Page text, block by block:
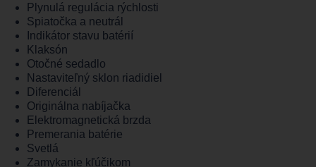
Plynulá regulácia rýchlosti
Spiatočka a neutrál
Indikátor stavu batérií
Klaksón
Otočné sedadlo
Nastaviteľný sklon riadidiel
Diferenciál
Originálna nabíjačka
Elektromagnetická brzda
Premerania batérie
Svetlá
Zamykanie kľúčikom